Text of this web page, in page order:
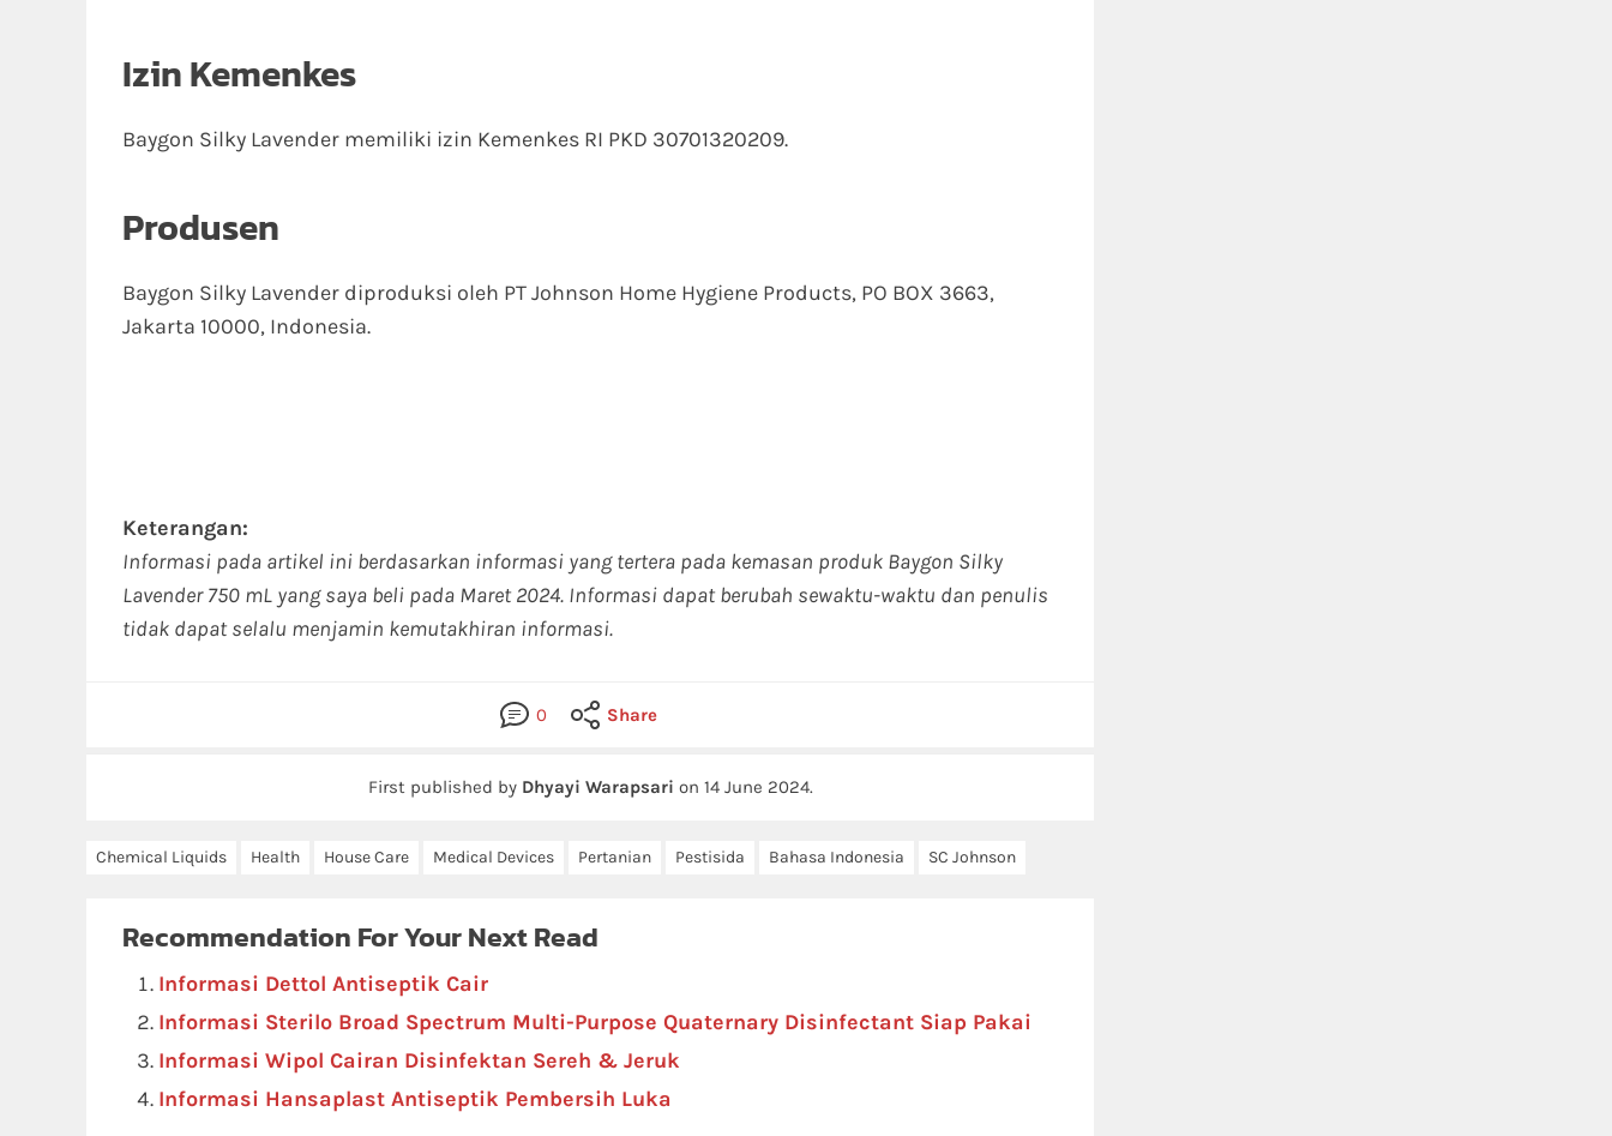
Izin Kemenkes
Baygon Silky Lavender memiliki izin Kemenkes RI PKD 30701320209.
Produsen
Baygon Silky Lavender diproduksi oleh PT Johnson Home Hygiene Products, PO BOX 3663,
Jakarta 10000, Indonesia.
Keterangan:
Informasi pada artikel ini berdasarkan informasi yang tertera pada kemasan produk Baygon Silky
Lavender 750 mL yang saya beli pada Maret 2024. Informasi dapat berubah sewaktu-waktu dan penulis
tidak dapat selalu menjamin kemutakhiran informasi.
0 Share
First published by Dhyayi Warapsari on 14 June 2024.
Chemical Liquids Health House Care Medical Devices Pertanian Pestisida Bahasa Indonesia SC Johnson
Recommendation For Your Next Read
Informasi Dettol Antiseptik Cair
Informasi Sterilo Broad Spectrum Multi-Purpose Quaternary Disinfectant Siap Pakai
Informasi Wipol Cairan Disinfektan Sereh & Jeruk
Informasi Hansaplast Antiseptik Pembersih Luka